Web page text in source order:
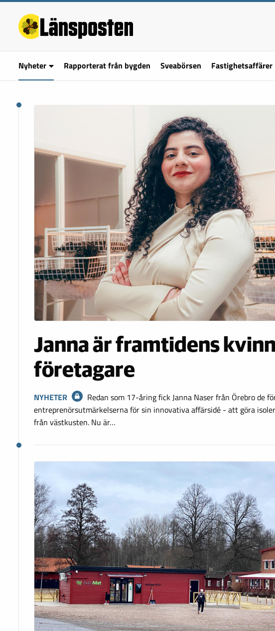
Nyheter Rapporterat från bygden Sveabörsen Fastighetsaffärer
Janna är framtidens
företagare
NYHETER
Redan som 17-åring fick Janna Naser från Örebro de
entreprenörsutmärkelserna för sin innovativa affärsidé - att göra
från västkusten. Nu är…